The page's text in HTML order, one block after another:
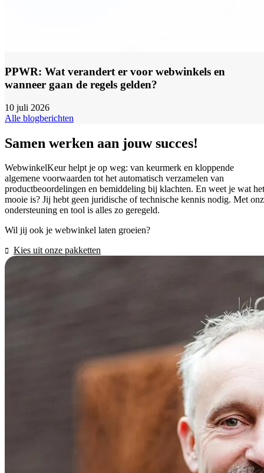
PPWR: Wat verandert er voor webwinkels en
wanneer gaan de regels gelden?
10 juli 2026
Alle blogberichten
Samen werken aan jouw succes!
WebwinkelKeur helpt je op weg: van keurmerk en kloppende
algemene voorwaarden tot het automatisch verzamelen van
productbeoordelingen en bemiddeling bij klachten. En weet je wat het
mooie is? Jij hebt geen juridische of technische kennis nodig. Met
ondersteuning en tool is alles zo geregeld.
Wil jij ook je webwinkel laten groeien?
Kies uit onze pakketten